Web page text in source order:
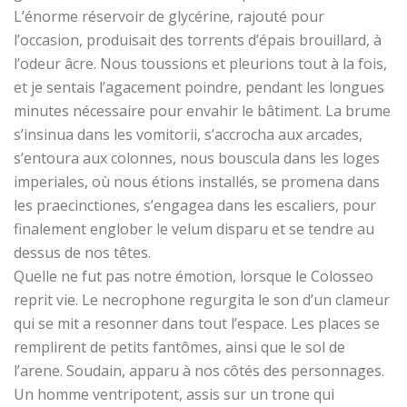
L’énorme réservoir de glycérine, rajouté pour
l’occasion, produisait des torrents d’épais brouillard, à
l’odeur âcre. Nous toussions et pleurions tout à la fois,
et je sentais l’agacement poindre, pendant les longues
minutes nécessaire pour envahir le bâtiment. La brume
s’insinua dans les vomitorii, s’accrocha aux arcades,
s’entoura aux colonnes, nous bouscula dans les loges
imperiales, où nous étions installés, se promena dans
les praecinctiones, s’engagea dans les escaliers, pour
finalement englober le velum disparu et se tendre au
dessus de nos têtes.
Quelle ne fut pas notre émotion, lorsque le Colosseo
reprit vie. Le necrophone regurgita le son d’un clameur
qui se mit a resonner dans tout l’espace. Les places se
remplirent de petits fantômes, ainsi que le sol de
l’arene. Soudain, apparu à nos côtés des personnages.
Un homme ventripotent, assis sur un trone qui